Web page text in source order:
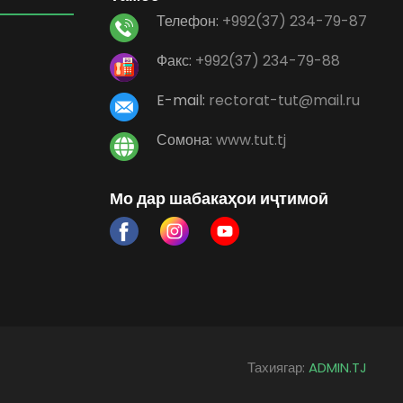
Телефон: +992(37) 234-79-87
Факс: +992(37) 234-79-88
E-mail: rectorat-tut@mail.ru
Сомона: www.tut.tj
Мо дар шабакаҳои иҷтимоӣ
Тахиягар: ADMIN.TJ